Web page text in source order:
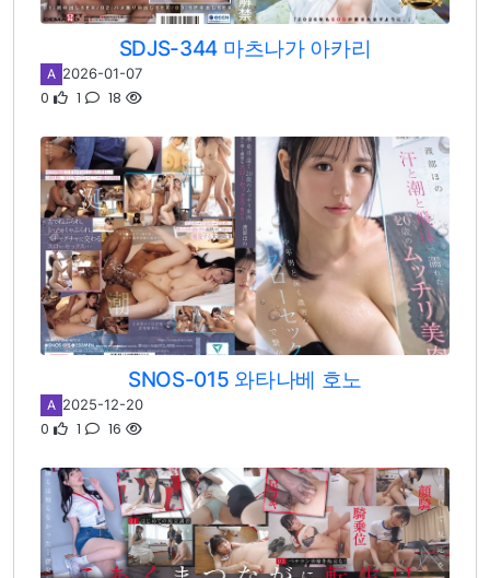
SDJS-344 마츠나가 아카리
A 2026-01-07
0 1 18
SNOS-015 와타나베 호노
A 2025-12-20
0 1 16